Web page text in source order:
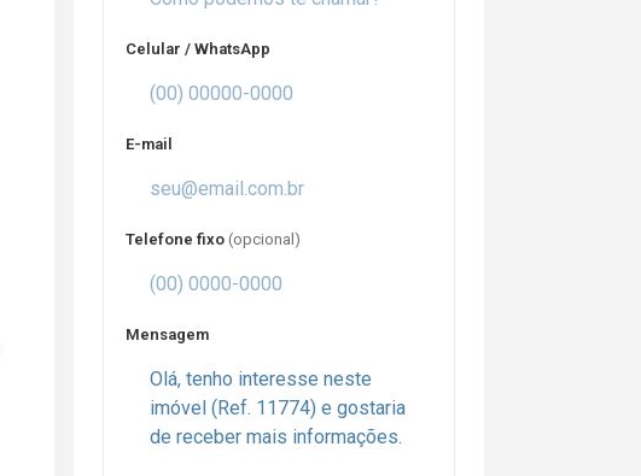
Celular / WhatsApp
E-mail
Telefone fixo (opcional)
Mensagem